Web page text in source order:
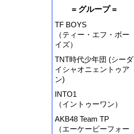
= グループ =
TF BOYS
（ティー・エフ・ボー
イズ）
TNT時代少年団 (シーダ
イシャオニェントゥア
ン)
INTO1
（イントゥーワン）
AKB48 Team TP
（エーケービーフォー